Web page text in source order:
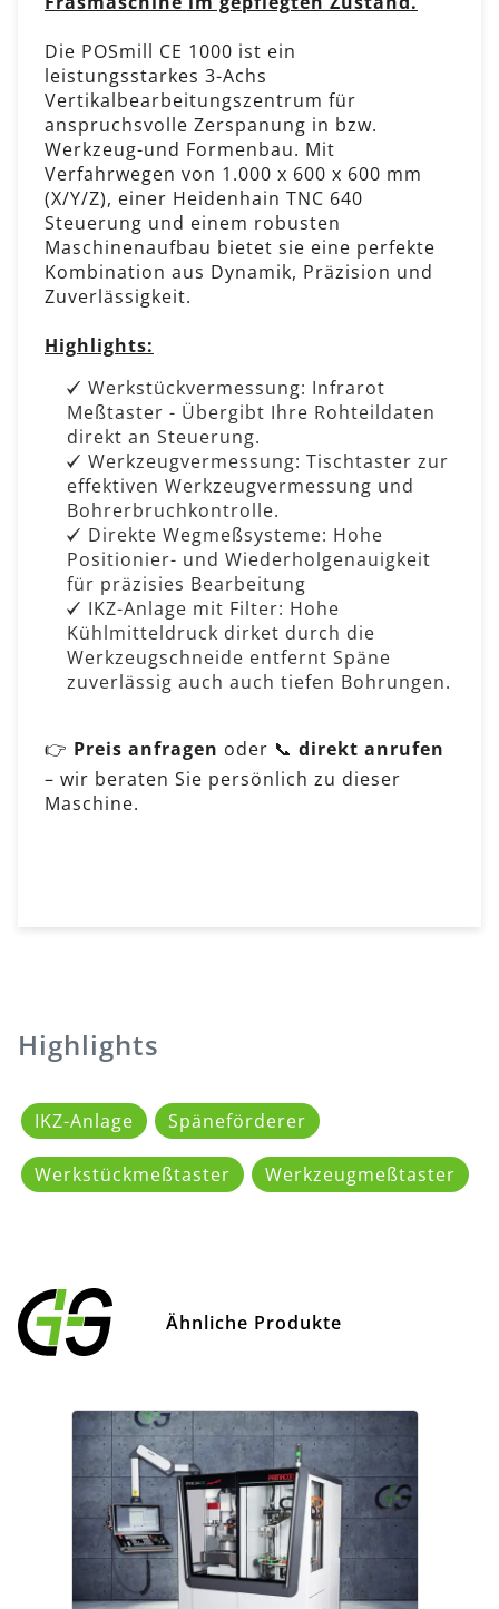
Die POSmill CE 1000 ist ein
leistungsstarkes 3-Achs
Vertikalbearbeitungszentrum für
anspruchsvolle Zerspanung in bzw.
Werkzeug-und Formenbau. Mit
Verfahrwegen von 1.000 x 600 x 600 mm
(X/Y/Z), einer Heidenhain TNC 640
Steuerung und einem robusten
Maschinenaufbau bietet sie eine perfekte
Kombination aus Dynamik, Präzision und
Zuverlässigkeit.
Highlights:
Werkstückvermessung: Infrarot
Meßtaster - Übergibt Ihre Rohteildaten
direkt an Steuerung.
Werkzeugvermessung: Tischtaster zur
effektiven Werkzeugvermessung und
Bohrerbruchkontrolle.
Direkte Wegmeßsysteme: Hohe
Positionier- und Wiederholgenauigkeit
für präzisies Bearbeitung
IKZ-Anlage mit Filter: Hohe
Kühlmitteldruck dirket durch die
Werkzeugschneide entfernt Späne
zuverlässig auch auch tiefen Bohrungen.
👉 Preis anfragen oder 📞 direkt anrufen
– wir beraten Sie persönlich zu dieser
Maschine.
Highlights
IKZ-Anlage Späneförderer
Werkstückmeßtaster Werkzeugmeßtaster
Ähnliche Produkte